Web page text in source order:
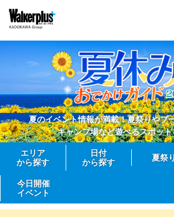
夏のイベント情報が満載！夏祭りやプ
キャンプ場など遊べるスポッ
エリア
から探す
日付
から探す
夏祭
今日開催
イベント